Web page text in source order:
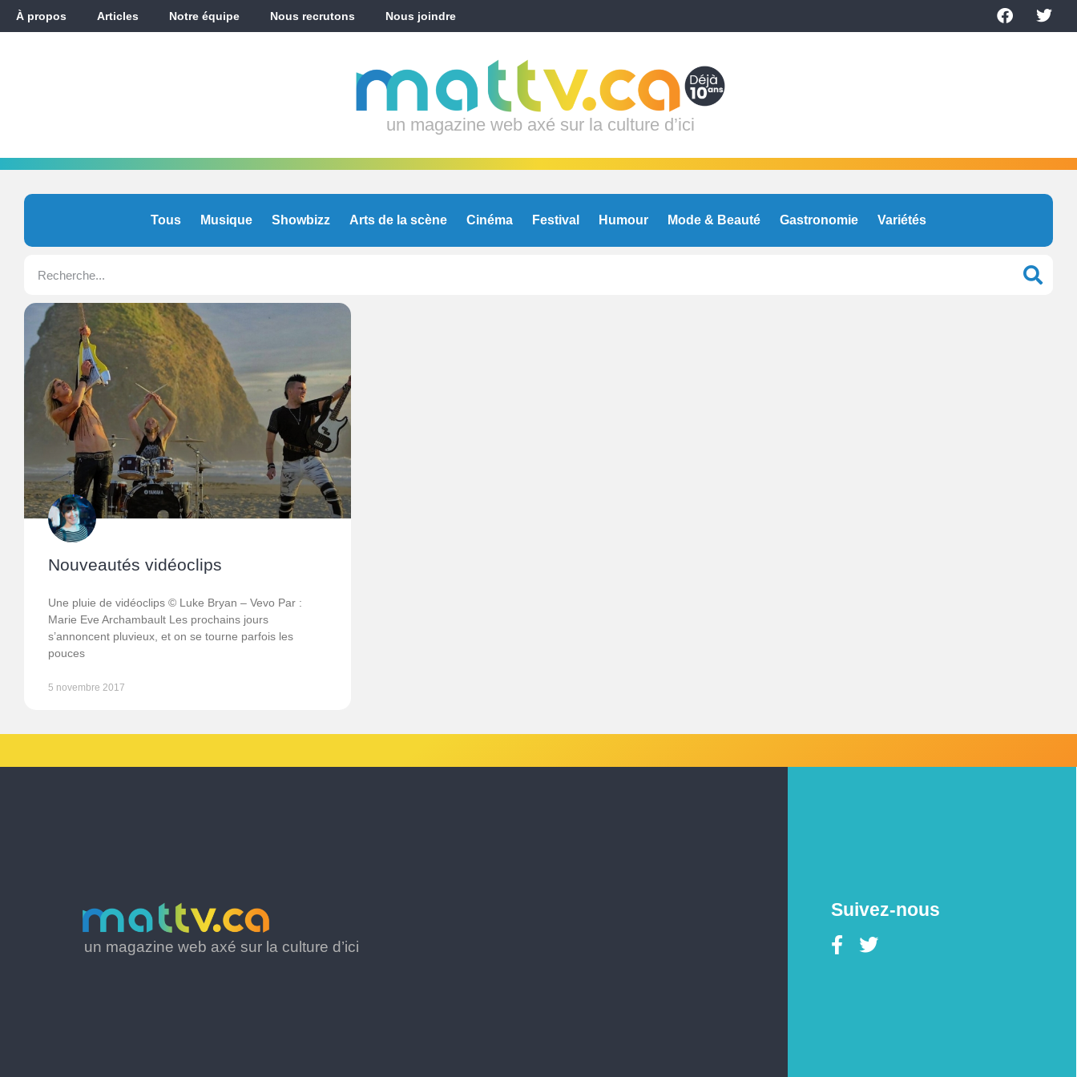
À propos Articles Notre équipe Nous recrutons Nous joindre
un magazine web axé sur la culture d’ici
Tous Musique Showbizz Arts de la scène Cinéma Festival Humour Mode & Beauté Gastronomie Variétés
Nouveautés vidéoclips
Une pluie de vidéoclips © Luke Bryan – Vevo Par :
Marie Eve Archambault Les prochains jours
s’annoncent pluvieux, et on se tourne parfois les
pouces
5 novembre 2017
un magazine web axé sur la culture d’ici
Suivez-nous